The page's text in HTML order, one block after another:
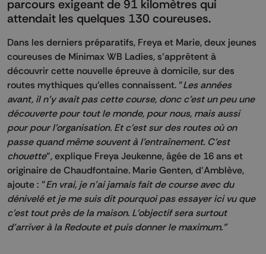
parcours exigeant de 91 kilomètres qui
attendait les quelques 130 coureuses.
Dans les derniers préparatifs, Freya et Marie, deux jeunes
coureuses de Minimax WB Ladies, s’apprêtent à
découvrir cette nouvelle épreuve à domicile, sur des
routes mythiques qu’elles connaissent. "Les années
avant, il n'y avait pas cette course, donc c'est un peu une
découverte pour tout le monde, pour nous, mais aussi
pour pour l'organisation. Et c'est sur des routes où on
passe quand même souvent à l'entraînement. C'est
chouette", explique Freya Jeukenne, âgée de 16 ans et
originaire de Chaudfontaine. Marie Genten, d'Amblève,
ajoute : "En vrai, je n'ai jamais fait de course avec du
dénivelé et je me suis dit pourquoi pas essayer ici vu que
c'est tout près de la maison. L'objectif sera surtout
d'arriver à la Redoute et puis donner le maximum."